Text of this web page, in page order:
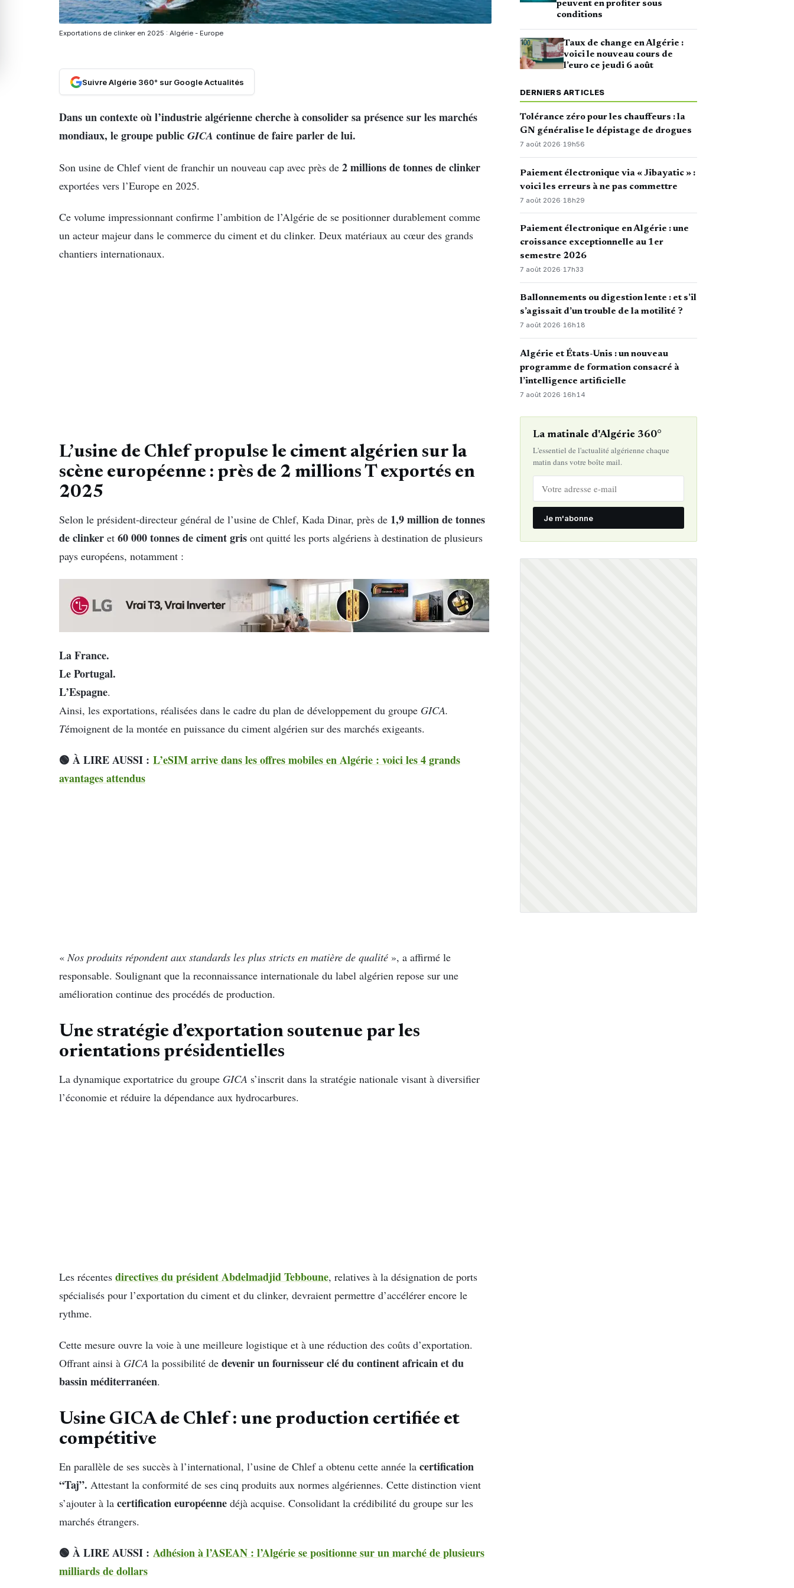
Exportations de clinker en 2025 : Algérie - Europe
Suivre Algérie 360° sur Google Actualités
Dans un contexte où l’industrie algérienne cherche à consolider sa présence sur les marchés
mondiaux, le groupe publicGICA continue de faire parler de lui.
Son usine de Chlef vient de franchir un nouveau cap avec près de 2 millions de tonnes de clinker
exportées vers l’Europe en 2025.
Ce volume impressionnant confirme l’ambition de l’Algérie de se positionner durablement comme
un acteur majeur dans le commerce du ciment et du clinker. Deux matériaux au cœur des grands
chantiers internationaux.
L’usine de Chlef propulse le ciment algérien sur la
scène européenne : près de 2 millions T exportés en
2025
Selon le président-directeur général de l’usine de Chlef, Kada Dinar, près de 1,9 million de tonnes
de clinker et 60 000 tonnes de ciment gris ont quitté les ports algériens à destination de plusieurs
pays européens, notamment :
La France.
Le Portugal.
L’Espagne.
Ainsi, les exportations, réalisées dans le cadre du plan de développement du groupe GICA.
Témoignent de la montée en puissance du ciment algérien sur des marchés exigeants.
🟢 À LIRE AUSSI : L’eSIM arrive dans les offres mobiles en Algérie : voici les 4 grands
avantages attendus
«Nos produits répondent aux standards les plus stricts en matière de qualité », a affirmé le
responsable. Soulignant que la reconnaissance internationale du label algérien repose sur une
amélioration continue des procédés de production.
Une stratégie d’exportation soutenue par les
orientations présidentielles
La dynamique exportatrice du groupe GICA s’inscrit dans la stratégie nationale visant à diversifier
l’économie et réduire la dépendance aux hydrocarbures.
Les récentes directives du président Abdelmadjid Tebboune, relatives à la désignation de ports
spécialisés pour l’exportation du ciment et du clinker, devraient permettre d’accélérer encore le
rythme.
Cette mesure ouvre la voie à une meilleure logistique et à une réduction des coûts d’exportation.
Offrant ainsi à GICA la possibilité de devenir un fournisseur clé du continent africain et du
bassin méditerranéen.
Usine GICA de Chlef : une production certifiée et
compétitive
En parallèle de ses succès à l’international, l’usine de Chlef a obtenu cette année la certification
“Taj”. Attestant la conformité de ses cinq produits aux normes algériennes. Cette distinction vient
s’ajouter à la certification européenne déjà acquise. Consolidant la crédibilité du groupe sur les
marchés étrangers.
🟢 À LIRE AUSSI : Adhésion à l’ASEAN : l’Algérie se positionne sur un marché de plusieurs
milliards de dollars
peuvent en profiter sous
conditions
Taux de change en Algérie :
voici le nouveau cours de
l’euro ce jeudi 6 août
DERNIERS ARTICLES
Tolérance zéro pour les chauffeurs : la
GN généralise le dépistage de drogues
7 août 2026·19h56
Paiement électronique via « Jibayatic » :
voici les erreurs à ne pas commettre
7 août 2026· 18h29
Paiement électronique en Algérie : une
croissance exceptionnelle au 1er
semestre 2026
7 août 2026·17h33
Ballonnements ou digestion lente : et s’il
s’agissait d’un trouble de la motilité ?
7 août 2026·16h18
Algérie et États-Unis : un nouveau
programme de formation consacré à
l’intelligence artificielle
7 août 2026· 16h14
La matinale d'Algérie 360°
L'essentiel de l'actualité algérienne chaque
matin dans votre boîte mail.
Je m'abonne